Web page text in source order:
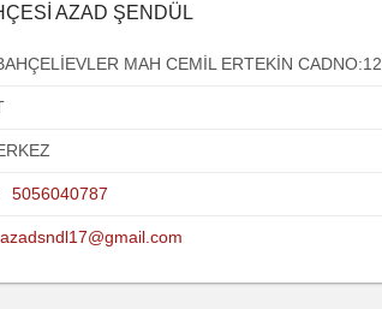
AZAD ŞENDÜL
MAH CEMİL ERTEKİN CADNO:12
5056040787
azadsndl17@gmail.com